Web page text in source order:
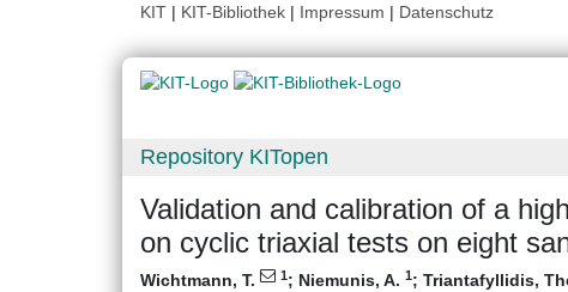
KIT | KIT-Bibliothek | Impressum | Datenschutz
Repository KITopen
Validation and calibration of a
on cyclic triaxial tests on eight
Wichtmann, T. 1; Niemunis, A. 1; Triantafyllidis,